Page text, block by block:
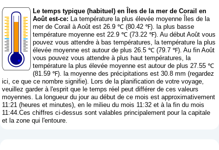
Le temps typique (habituel) en Îles de la mer de Corail en
Août est-ce: La température la plus élevée moyenne Îles de la
mer de Corail à Août est 26.9 ℃ (80.42 ℉). la plus basse
température moyenne est 22.9 ℃ (73.22 ℉). Au début Août vous
pouvez vous attendre à bas températures, la température la plus
élevée moyenne est autour de plus 26.5 ℃ (79.7 ℉). Au fin Août
vous pouvez vous attendre à plus haut températures, la
température la plus élevée moyenne est autour de plus 27.55 ℃
(81.59 ℉). la moyenne des précipitations est 30.8 mm (regardez
ici, ce que ce nombre signifie). Lors de la planification de votre voyage,
veuillez garder à l'esprit que le temps réel peut différer de ces valeurs
moyennes. La longueur du jour au début de ce mois est approximativement
11:21 (heures et minutes), en le milieu du mois 11:32 et à la fin du mois
11:44.Ces chiffres ci-dessus sont valables principalement pour la capitale
et la zone qui l'entoure.